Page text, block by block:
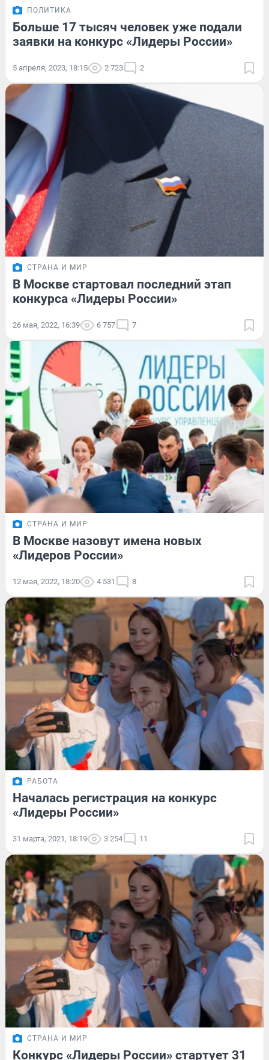
ПОЛИТИКА
Больше 17 тысяч человек уже подали
заявки на конкурс «Лидеры России»
5 апреля, 2023, 18:15 2 723 2
СТРАНА И МИР
В Москве стартовал последний этап
конкурса «Лидеры России»
26 мая, 2022, 16:39 6 757 7
СТРАНА И МИР
В Москве назовут имена новых
«Лидеров России»
12 мая, 2022, 18:20 4 531 8
РАБОТА
Началась регистрация на конкурс
«Лидеры России»
31 марта, 2021, 18:19 3 254 11
СТРАНА И МИР
Конкурс «Лидеры России» стартует 31